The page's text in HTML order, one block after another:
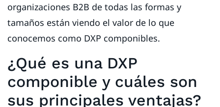
organizaciones B2B de todas las formas y
tamaños están viendo el valor de lo que
conocemos como DXP componibles.
¿Qué es una DXP
componible y cuáles son
sus principales ventajas?